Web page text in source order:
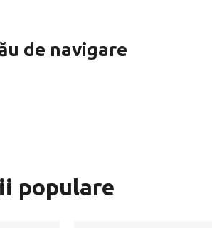
de navigare
populare